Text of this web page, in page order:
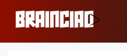
conteúdo